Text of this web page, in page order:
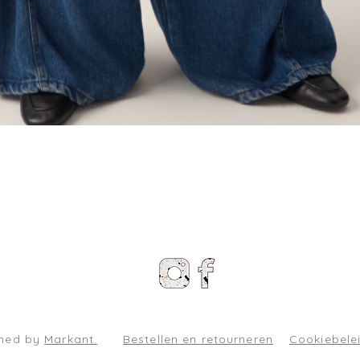
by Markant. Bestellen en retourneren